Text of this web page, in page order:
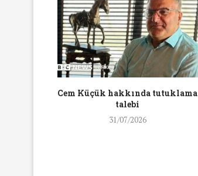
Cem Küçük hakkında tutuklama
talebi
31/07/2026